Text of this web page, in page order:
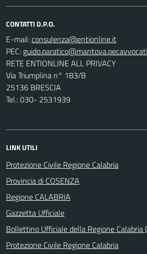
CONTATTI D.P.O.
E-mail:
PEC:
RETE ENTIONLINE ALL PRIVACY
Via Triumplina n° 183/B
25136 BRESCIA
Tel.: 030- 2531939
LINK UTILI
Protezione Civile Regione Calabria
Provincia di COSENZA
Regione CALABRIA
Gazzetta Ufficiale
Bollettino Ufficiale della Regione Calabria
Protezione Civile Regione Calabria